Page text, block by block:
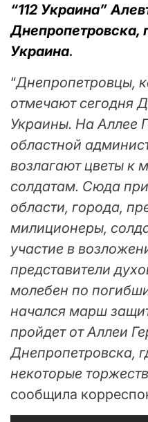
“112 Украина”
Днепропетровска,
Украина.
“Днепропетровцы,
отмечают сегодня
Украины. На Аллее
областной
возлагают цветы к
солдатам. Сюда
области, города,
милиционеры,
участие в
представители
молебен по
начался марш
пройдет от Аллеи
Днепропетровска,
некоторые
сообщила